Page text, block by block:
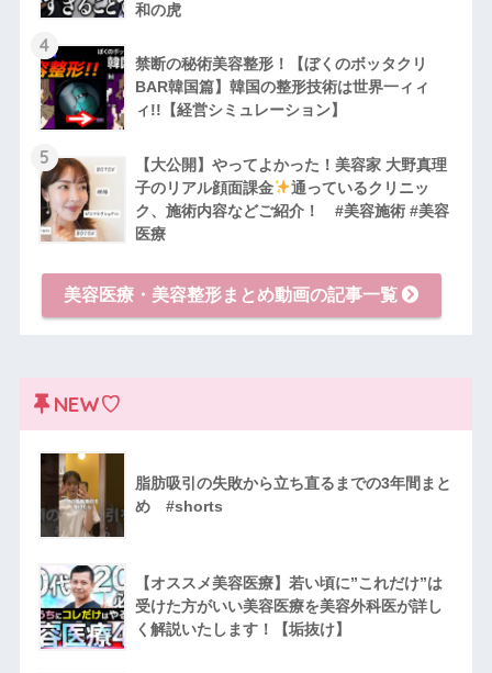
和の虎
4
禁断の秘術美容整形！【ぼくのボッタクリ
BAR韓国篇】韓国の整形技術は世界一ィィ
ィ!!【経営シミュレーション】
5
【大公開】やってよかった！美容家 大野真理
子のリアル顔面課金
通っているクリニッ
ク、施術内容などご紹介！ #美容施術 #美容
医療
美容医療・美容整形まとめ動画の記事一覧
NEW♡
脂肪吸引の失敗から立ち直るまでの3年間まと
め #shorts
【オススメ美容医療】若い頃に”これだけ”は
受けた方がいい美容医療を美容外科医が詳し
く解説いたします！【垢抜け】